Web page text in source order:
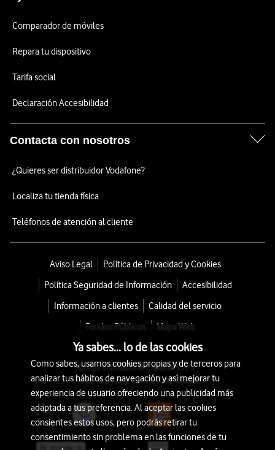
Comparador de móviles
Repara tu dispositivo
Tarifa social
Declaración Accesibilidad
Contacta con nosotros
¿Quieres ser distribuidor Vodafone?
Localiza tu tienda física
Teléfonos de atención al cliente
Aviso Legal
Política de Privacidad y Cookies
Política Seguridad de Información
Accesibilidad
Información a clientes
Calidad del servicio
Fondos Públicos
Mapa Web
© 2026 Vodafone España S.A.U.
Avda. América 115, 28042 Madrid
Ya sabes... lo de las cookies
Como sabes, usamos cookies propias y de terceros para
analizar tus hábitos de navegación y así mejorar tu
experiencia de usuario ofreciendo una publicidad más
adaptada a tus preferencia. Al aceptar las cookies
consientes estos usos, pero podrás retirar tu
consentimiento sin problema en las funciones de tu